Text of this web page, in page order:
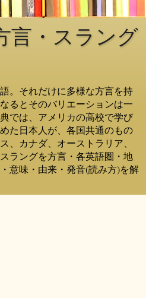
言・スラング
。それだけに多様な方言を持
るとそのバリエーションは一
では、アメリカの高校で学び
た日本人が、各国共通のもの
、カナダ、オーストラリア、
ラングを方言・各英語圏・地
意味・由来・発音(読み方)を解